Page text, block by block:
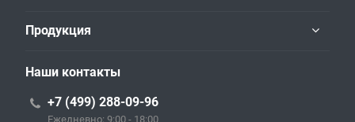
Продукция
Наши контакты
+7 (499) 288-09-96
Ежедневно: 9:00 - 18:00